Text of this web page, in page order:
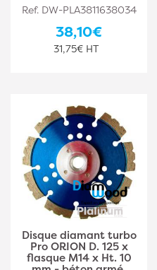
Ref. DW-PLA3811638034
38,10€
31,75€ HT
Disque diamant turbo
Pro ORION D. 125 x
flasque M14 x Ht. 10